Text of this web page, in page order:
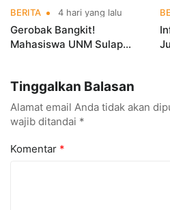
BERITA 4 hari yang lalu
Gerobak Bangkit!
Mahasiswa UNM Sulap
Tinggalkan Balasan
Alamat email Anda tidak akan
wajib ditandai *
Komentar *